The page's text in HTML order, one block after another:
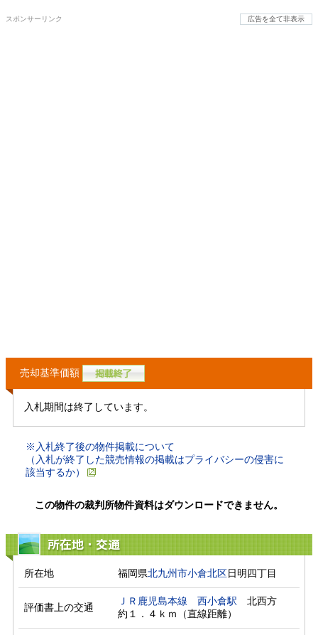
スポンサーリンク 広告を全て非表示
売却基準価額
入札期間は終了しています。
※入札終了後の物件掲載について
（入札が終了した競売情報の掲載はプライバシーの侵害に
該当するか）
この物件の裁判所物件資料はダウンロードできません。
所在地・交通
所在地 福岡県北九州市小倉北区日明四丁目
評価書上の交通
ＪＲ鹿児島本線 西小倉駅 北西方
約１．４ｋｍ（直線距離）